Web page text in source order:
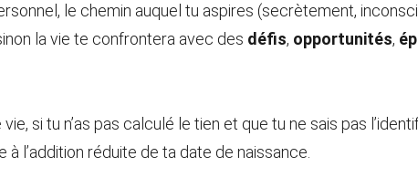
le chemin auquel tu aspires (secrètement,
la vie te confrontera avec des défis, opportunités,
si tu n’as pas calculé le tien et que tu ne sais pas
l’addition réduite de ta date de naissance.